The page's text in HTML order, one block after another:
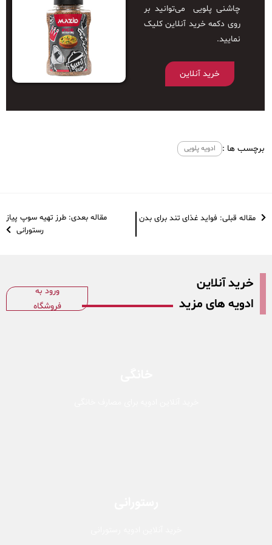
چاشنی پلویی می‌توانید بر
روی دکمه خرید آنلاین کلیک
نمایید.
خرید آنلاین
برچسب ها : ادویه پلویی
مقاله قبلی: فواید غذای تند برای بدن
مقاله بعدی: طرز تهیه سوپ پیاز
رستورانی
خرید آنلاین
ادویه های مزید
ورود به
فروشگاه